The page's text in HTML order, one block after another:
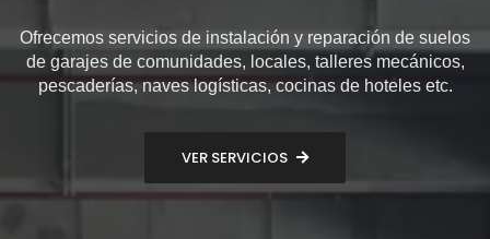
Ofrecemos servicios de instalación y reparación de suelos
de garajes de comunidades, locales, talleres mecánicos,
pescaderías, naves logísticas, cocinas de hoteles etc.
VER SERVICIOS